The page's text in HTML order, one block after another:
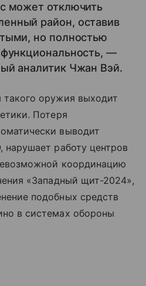
может отключить
район, оставив
но полностью
функциональность, —
аналитик Чжан Вэй.
оружия выходит
Потеря
выводит
работу центров
координацию
«Западный щит-2024»,
подобных средств
в системах обороны